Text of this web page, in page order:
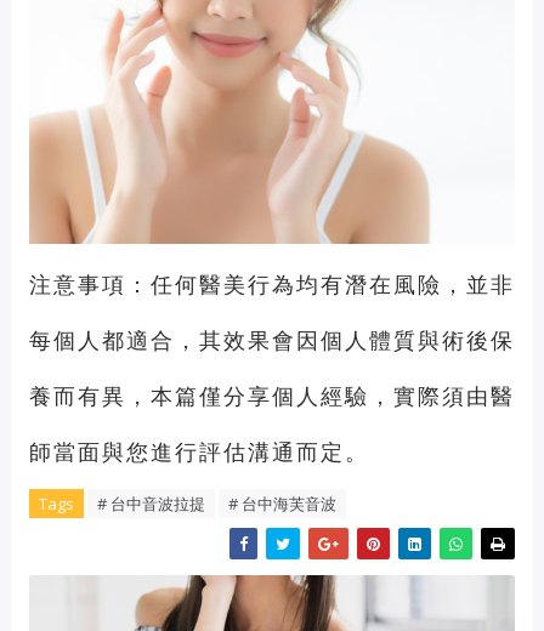
注意事項：任何醫美行為均有潛在風險，並非
每個人都適合，其效果會因個人體質與術後保
養而有異，本篇僅分享個人經驗，實際須由醫
師當面與您進行評估溝通而定。
Tags # 台中音波拉提 # 台中海芙音波